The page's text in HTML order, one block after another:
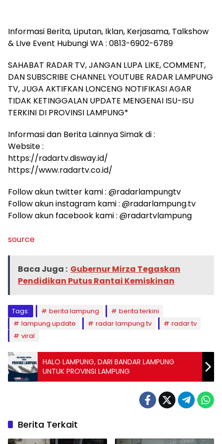
Informasi Berita, Liputan, Iklan, Kerjasama, Talkshow
& LIve Event Hubungi WA : 0813-6902-6789
SAHABAT RADAR TV, JANGAN LUPA LIKE, COMMENT,
DAN SUBSCRIBE CHANNEL YOUTUBE RADAR LAMPUNG
TV, JUGA AKTIFKAN LONCENG NOTIFIKASI AGAR
TIDAK KETINGGALAN UPDATE MENGENAI ISU-ISU
TERKINI DI PROVINSI LAMPUNG*
Informasi dan Berita Lainnya Simak di :
Website :
https://radartv.disway.id/
https://www.radartv.co.id/
Follow akun twitter kami : @radarlampungtv
Follow akun instagram kami : @radarlampung.tv
Follow akun facebook kami : @radartvlampung
source
Baca Juga : Gubernur Mirza Tegaskan
Pendidikan Putus Rantai Kemiskinan
Tags: berita lampung
berita terkini
lampung update
radar lampung tv
radar tv
viral
HALO LAMPUNG, DARI BANDAR LAMPUNG
UNTUK PROVINSI LAMPUNG
Berita Terkait